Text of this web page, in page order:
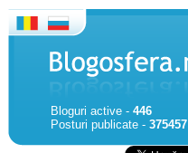
Bloguri active - 446
Posturi publicate - 375457